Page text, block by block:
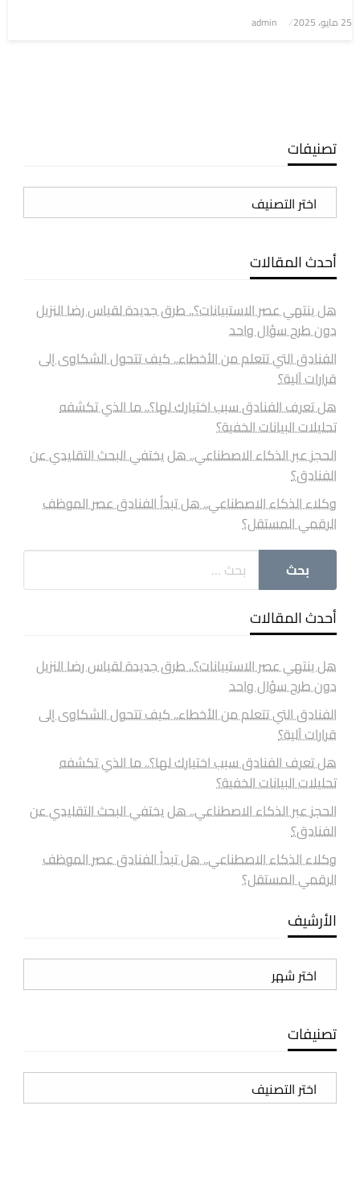
نُشر
25 مايو، 2025 admin
تصنيفات
تصنيفات
أحدث المقالات
هل ينتهي عصر الاستبيانات؟.. طرق جديدة لقياس رضا النزيل
دون طرح سؤال واحد
الفنادق التي تتعلم من الأخطاء.. كيف تتحول الشكاوى إلى
قرارات آلية؟
هل تعرف الفنادق سبب اختيارك لها؟.. ما الذي تكشفه
تحليلات البيانات الخفية؟
الحجز عبر الذكاء الاصطناعي.. هل يختفي البحث التقليدي عن
الفنادق؟
وكلاء الذكاء الاصطناعي.. هل تبدأ الفنادق عصر الموظف
الرقمي المستقل؟
أحدث المقالات
هل ينتهي عصر الاستبيانات؟.. طرق جديدة لقياس رضا النزيل
دون طرح سؤال واحد
الفنادق التي تتعلم من الأخطاء.. كيف تتحول الشكاوى إلى
قرارات آلية؟
هل تعرف الفنادق سبب اختيارك لها؟.. ما الذي تكشفه
تحليلات البيانات الخفية؟
الحجز عبر الذكاء الاصطناعي.. هل يختفي البحث التقليدي عن
الفنادق؟
وكلاء الذكاء الاصطناعي.. هل تبدأ الفنادق عصر الموظف
الرقمي المستقل؟
الأرشيف
الأرشيف
تصنيفات
تصنيفات